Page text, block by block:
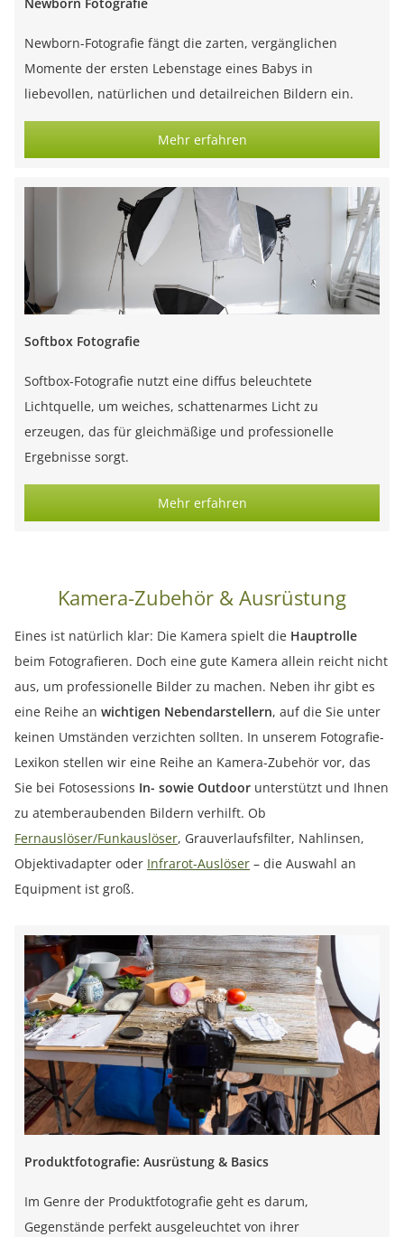
Newborn-Fotografie fängt die zarten, vergänglichen
Momente der ersten Lebenstage eines Babys in
liebevollen, natürlichen und detailreichen Bildern ein.
Mehr erfahren
Softbox Fotografie
Softbox-Fotografie nutzt eine diffus beleuchtete
Lichtquelle, um weiches, schattenarmes Licht zu
erzeugen, das für gleichmäßige und professionelle
Ergebnisse sorgt.
Mehr erfahren
Kamera-Zubehör & Ausrüstung
Eines ist natürlich klar: Die Kamera spielt die Hauptrolle
beim Fotografieren. Doch eine gute Kamera allein reicht nicht
aus, um professionelle Bilder zu machen. Neben ihr gibt es
eine Reihe an wichtigen Nebendarstellern, auf die Sie unter
keinen Umständen verzichten sollten. In unserem Fotografie-
Lexikon stellen wir eine Reihe an Kamera-Zubehör vor, das
Sie bei Fotosessions In- sowie Outdoor unterstützt und Ihnen
zu atemberaubenden Bildern verhilft. Ob
Fernauslöser/Funkauslöser, Grauverlaufsfilter, Nahlinsen,
Objektivadapter oder Infrarot-Auslöser – die Auswahl an
Equipment ist groß.
Produktfotografie: Ausrüstung & Basics
Im Genre der Produktfotografie geht es darum,
Gegenstände perfekt ausgeleuchtet von ihrer